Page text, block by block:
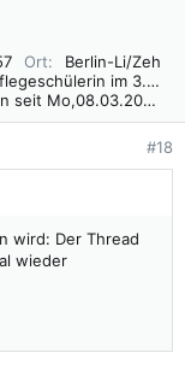
Ort
Berlin-Li/Zeh
Gesundheits- und Krankenpflegeschülerin im 3.Lj. ...
Examensstation seit Mo,08.03.2010 (Gerontopsychiatrie)
#18
wird: Der Thread
wieder